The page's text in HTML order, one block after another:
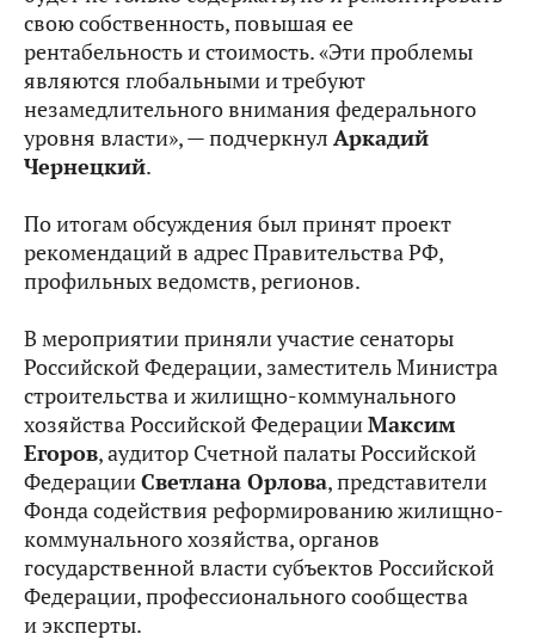
свою собственность, повышая ее
рентабельность и стоимость. «Эти проблемы
являются глобальными и требуют
незамедлительного внимания федерального
уровня власти», — подчеркнул Аркадий
Чернецкий.
По итогам обсуждения был принят проект
рекомендаций в адрес Правительства РФ,
профильных ведомств, регионов.
В мероприятии приняли участие сенаторы
Российской Федерации, заместитель Министра
строительства и жилищно-коммунального
хозяйства Российской ФедерацииМаксим
Егоров, аудитор Счетной палаты Российской
ФедерацииСветлана Орлова, представители
Фонда содействия реформированию жилищно-
коммунального хозяйства, органов
государственной власти субъектов Российской
Федерации, профессионального сообщества
и эксперты.